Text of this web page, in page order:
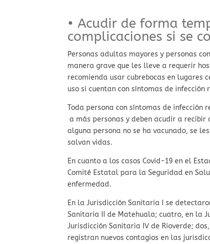
• Acudir de forma
complicaciones si se
Personas adultas mayores y personas
manera grave que les lleve a requerir
recomienda usar cubrebocas en lugares
uso si cuentan con síntomas de infección
Toda persona con síntomas de
a más personas y deben acudir a
alguna persona no se ha vacunado, se
salvan vidas.
En cuanto a los casos Covid-19 en el
Comité Estatal para la Seguridad en
enfermedad.
En la Jurisdicción Sanitaria I se
Sanitaria II de Matehuala; cuatro, en la
Jurisdicción Sanitaria IV de Rioverde;
registran nuevos contagios en las